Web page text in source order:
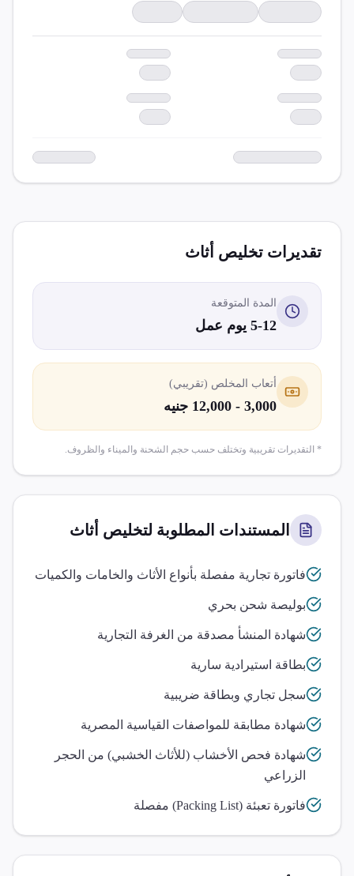
تقديرات تخليص أثاث
المدة المتوقعة
5-12 يوم عمل
أتعاب المخلص (تقريبي)
3,000 - 12,000 جنيه
* التقديرات تقريبية وتختلف حسب حجم الشحنة والميناء والظروف.
المستندات المطلوبة لتخليص أثاث
فاتورة تجارية مفصلة بأنواع الأثاث والخامات والكميات
بوليصة شحن بحري
شهادة المنشأ مصدقة من الغرفة التجارية
بطاقة استيرادية سارية
سجل تجاري وبطاقة ضريبية
شهادة مطابقة للمواصفات القياسية المصرية
شهادة فحص الأخشاب (للأثاث الخشبي) من الحجر
الزراعي
فاتورة تعبئة (Packing List) مفصلة